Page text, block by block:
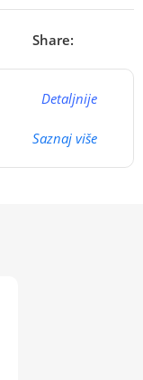
Share:
Detaljnije
Saznaj više